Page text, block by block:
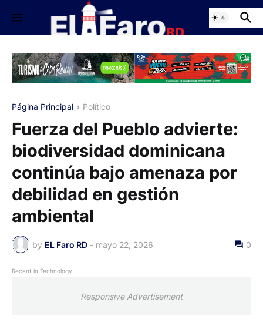
Página Principal Político
Fuerza del Pueblo advierte:
biodiversidad dominicana
continúa bajo amenaza por
debilidad en gestión
ambiental
by EL Faro RD - mayo 22, 2026 0
Recent in Technology
Responsive Advertisement